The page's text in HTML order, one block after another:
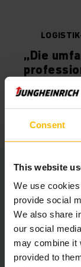
Consent
This website
We use
provide social
We also share
our social
may combine it
provided to
„Die
der